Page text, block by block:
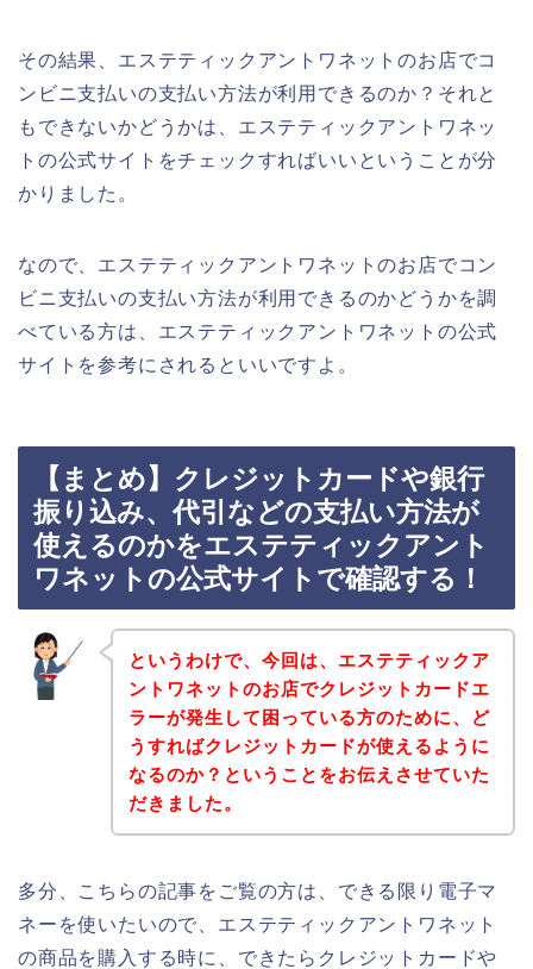
その結果、エステティックアントワネットのお店でコ
ンビニ支払いの支払い方法が利用できるのか？それと
もできないかどうかは、エステティックアントワネッ
トの公式サイトをチェックすればいいということが分
かりました。
なので、エステティックアントワネットのお店でコン
ビニ支払いの支払い方法が利用できるのかどうかを調
べている方は、エステティックアントワネットの公式
サイトを参考にされるといいですよ。
【まとめ】クレジットカードや銀行
振り込み、代引などの支払い方法が
使えるのかをエステティックアント
ワネットの公式サイトで確認する！
というわけで、今回は、エステティックア
ントワネットのお店でクレジットカードエ
ラーが発生して困っている方のために、ど
うすればクレジットカードが使えるように
なるのか？ということをお伝えさせていた
だきました。
多分、こちらの記事をご覧の方は、できる限り電子マ
ネーを使いたいので、エステティックアントワネット
の商品を購入する時に、できたらクレジットカードや